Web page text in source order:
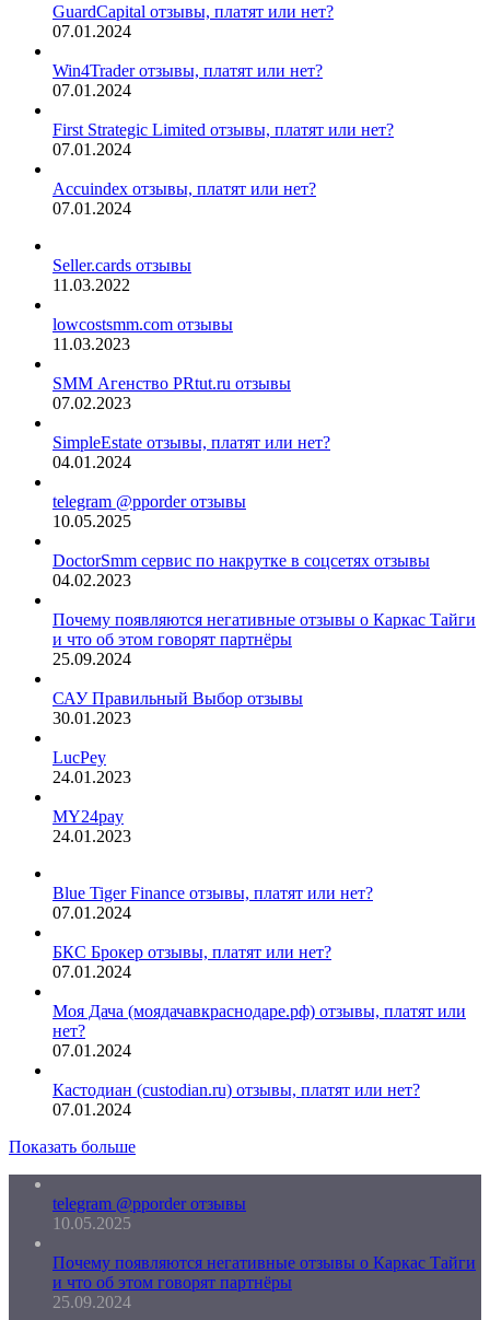
GuardCapital отзывы, платят или нет?
07.01.2024
Win4Trader отзывы, платят или нет?
07.01.2024
First Strategic Limited отзывы, платят или нет?
07.01.2024
Accuindex отзывы, платят или нет?
07.01.2024
Seller.cards отзывы
11.03.2022
lowcostsmm.com отзывы
11.03.2023
SMM Агенство PRtut.ru отзывы
07.02.2023
SimpleEstate отзывы, платят или нет?
04.01.2024
telegram @pporder отзывы
10.05.2025
DoctorSmm сервис по накрутке в соцсетях отзывы
04.02.2023
Почему появляются негативные отзывы о Каркас Тайги
и что об этом говорят партнёры
25.09.2024
САУ Правильный Выбор отзывы
30.01.2023
LucPey
24.01.2023
MY24pay
24.01.2023
Blue Tiger Finance отзывы, платят или нет?
07.01.2024
БКС Брокер отзывы, платят или нет?
07.01.2024
Моя Дача (моядачавкраснодаре.рф) отзывы, платят или
нет?
07.01.2024
Кастодиан (custodian.ru) отзывы, платят или нет?
07.01.2024
Показать больше
telegram @pporder отзывы
10.05.2025
Почему появляются негативные отзывы о Каркас Тайги
и что об этом говорят партнёры
25.09.2024